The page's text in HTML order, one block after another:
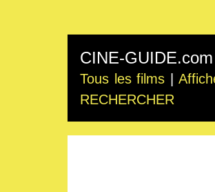
CINE-GUIDE.com
Tous les films
RECHERCHER